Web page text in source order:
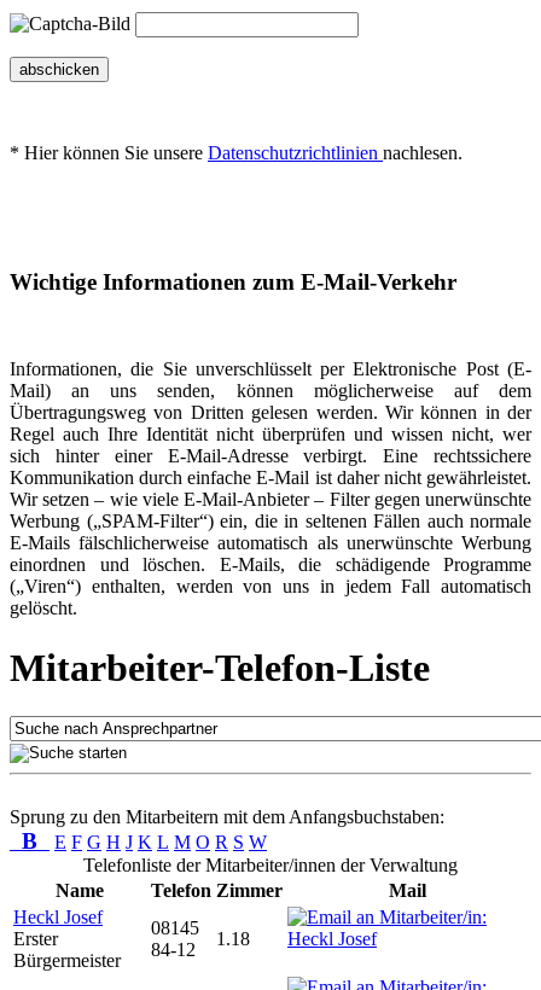
abschicken
* Hier können Sie unsere Datenschutzrichtlinien nachlesen.
Wichtige Informationen zum E-Mail-Verkehr
Informationen, die Sie unverschlüsselt per Elektronische Post (E-
Mail) an uns senden, können möglicherweise auf dem
Übertragungsweg von Dritten gelesen werden. Wir können in der
Regel auch Ihre Identität nicht überprüfen und wissen nicht, wer
sich hinter einer E-Mail-Adresse verbirgt. Eine rechtssichere
Kommunikation durch einfache E-Mail ist daher nicht gewährleistet.
Wir setzen – wie viele E-Mail-Anbieter – Filter gegen unerwünschte
Werbung („SPAM-Filter“) ein, die in seltenen Fällen auch normale
E-Mails fälschlicherweise automatisch als unerwünschte Werbung
einordnen und löschen. E-Mails, die schädigende Programme
(„Viren“) enthalten, werden von uns in jedem Fall automatisch
gelöscht.
Mitarbeiter-Telefon-Liste
Sprung zu den Mitarbeitern mit dem Anfangsbuchstaben:
B E F G H J K L M O R S W
Telefonliste der Mitarbeiter/innen der Verwaltung
Name
Telefon Zimmer
Mail
Heckl Josef
Erster
Bürgermeister
08145
84-12
1.18